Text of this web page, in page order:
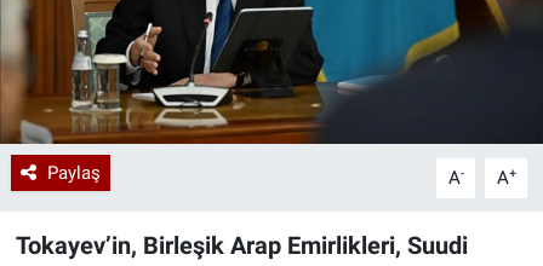
Paylaş A- A+
Tokayev’in, Birleşik Arap Emirlikleri, Suudi
Sağlık
Teknoloji
Ramazan